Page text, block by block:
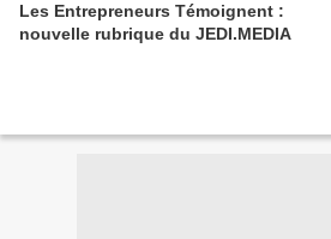
Les Entrepreneurs Témoignent :
nouvelle rubrique du JEDI.MEDIA